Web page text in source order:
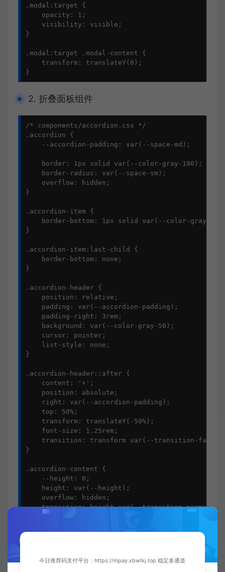
.modal:target {
    opacity: 1;
    visibility: visible;
}
.modal:target .modal-content {
    transform: translateY(0);
}
2. 折叠面板组件
/* components/accordion.css */
.accordion {
    --accordion-padding: var(--space-md);
    border: 1px solid var(--color-gray-100);
    border-radius: var(--space-sm);
    overflow: hidden;
}
.accordion-item {
border-bottom: 1px solid var(--color-gray-
}
.accordion-item:last-child {
    border-bottom: none;
}
.accordion-header {
    position: relative;
    padding: var(--accordion-padding);
    padding-right: 3rem;
    background: var(--color-gray-50);
    cursor: pointer;
    list-style: none;
}
.accordion-header::after {
    content: '+';
    position: absolute;
    right: var(--accordion-padding);
    top: 50%;
    transform: translateY(-50%);
    font-size: 1.25rem;
    transition: transform var(--transition-fast);
}
.accordion-content {
    --height: 0;
    height: var(--height);
    overflow: hidden;
    transition: height var(--transition-normal);
padding: 0 var(--accordion-padding) var(--
今日推荐码支付平台：https://mpay.xbwlkj.top 稳定多通道